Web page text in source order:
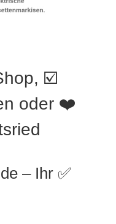
☑️
oder ❤️
– Ihr ✅